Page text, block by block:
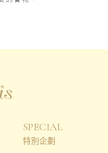
SPECIAL
特別企劃